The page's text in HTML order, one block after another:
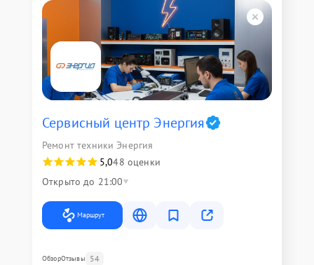
Сервисный центр Энергия
Ремонт техники Энергия
5,048 оценки
Открыто до 21:00
Маршрут
ОбзорОтзывы 54